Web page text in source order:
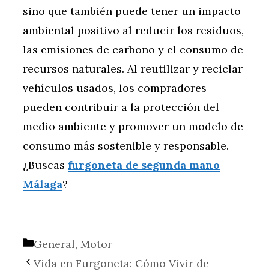
sino que también puede tener un impacto
ambiental positivo al reducir los residuos,
las emisiones de carbono y el consumo de
recursos naturales. Al reutilizar y reciclar
vehículos usados, los compradores
pueden contribuir a la protección del
medio ambiente y promover un modelo de
consumo más sostenible y responsable.
¿Buscas furgoneta de segunda mano
Málaga?
Categorías
General, Motor
Vida en Furgoneta: Cómo Vivir de